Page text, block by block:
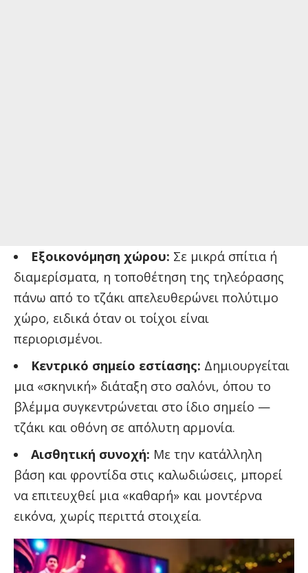
Εξοικονόμηση χώρου: Σε μικρά σπίτια ή
διαμερίσματα, η τοποθέτηση της τηλεόρασης
πάνω από το τζάκι απελευθερώνει πολύτιμο
χώρο, ειδικά όταν οι τοίχοι είναι
περιορισμένοι.
Κεντρικό σημείο εστίασης: Δημιουργείται
μια «σκηνική» διάταξη στο σαλόνι, όπου το
βλέμμα συγκεντρώνεται στο ίδιο σημείο —
τζάκι και οθόνη σε απόλυτη αρμονία.
Αισθητική συνοχή: Με την κατάλληλη
βάση και φροντίδα στις καλωδιώσεις, μπορεί
να επιτευχθεί μια «καθαρή» και μοντέρνα
εικόνα, χωρίς περιττά στοιχεία.